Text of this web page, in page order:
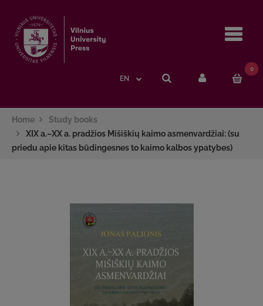
EN
0
Home
Study books
XIX a.–XX a. pradžios Mišiškių kaimo asmenvardžiai: (su
priedu apie kitas būdingesnes to kaimo kalbos ypatybes)